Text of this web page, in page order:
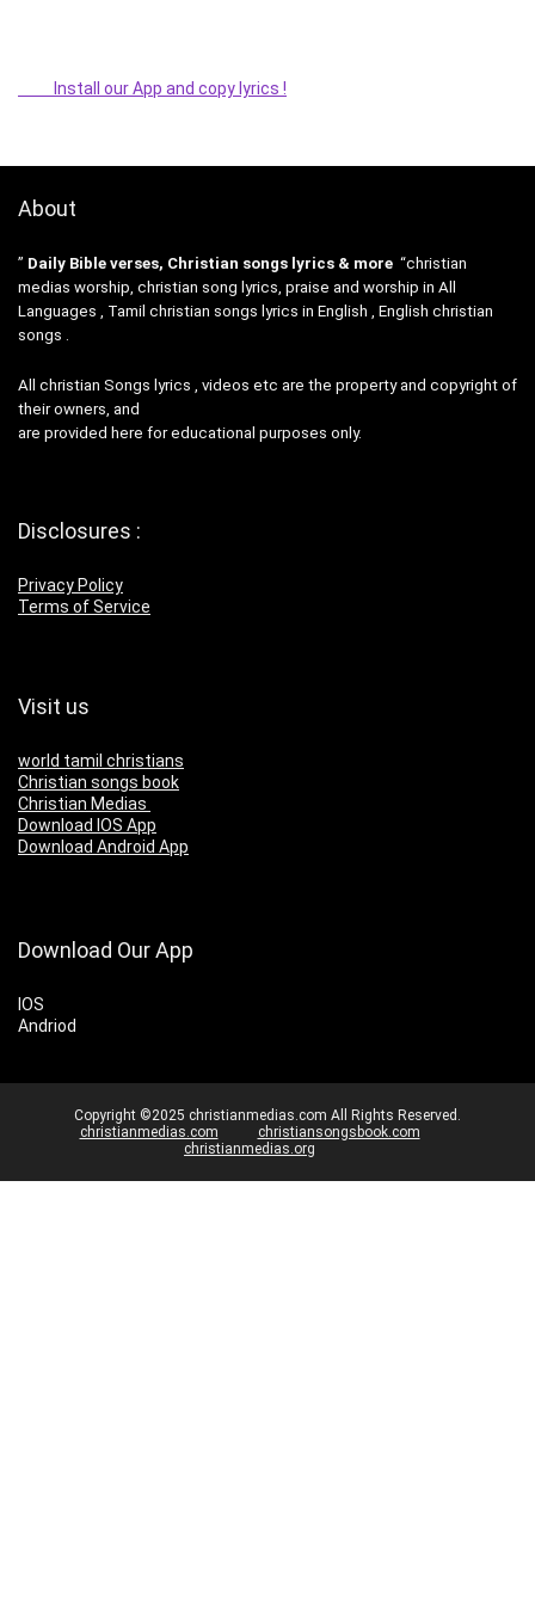
Install our App and copy lyrics !
About
” Daily Bible verses, Christian songs lyrics & more “christian
medias worship, christian song lyrics, praise and worship in All
Languages , Tamil christian songs lyrics in English , English christian
songs .
All christian Songs lyrics , videos etc are the property and copyright of
their owners, and
are provided here for educational purposes only.
Disclosures :
Privacy Policy
Terms of Service
Visit us
world tamil christians
Christian songs book
Christian Medias
Download IOS App
Download Android App
Download Our App
IOS
Andriod
Copyright ©2025 christianmedias.com All Rights Reserved.
christianmedias.com
christiansongsbook.com
christianmedias.org